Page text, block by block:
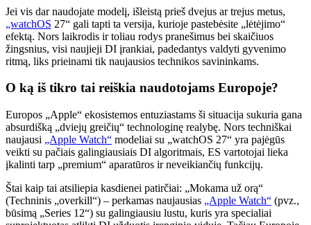
Jei vis dar naudojate modelį, išleistą prieš dvejus ar trejus metus,
„watchOS 27“ gali tapti ta versija, kurioje pastebėsite „lėtėjimo“
efektą. Nors laikrodis ir toliau rodys pranešimus bei skaičiuos
žingsnius, visi naujieji DI įrankiai, padedantys valdyti gyvenimo
ritmą, liks prieinami tik naujausios technikos savininkams.
O ką iš tikro tai reiškia naudotojams Europoje?
Europos „Apple“ ekosistemos entuziastams ši situacija sukuria gana
absurdišką „dviejų greičių“ technologinę realybę. Nors techniškai
naujausi „Apple Watch“ modeliai su „watchOS 27“ yra pajėgūs
veikti su pačiais galingiausiais DI algoritmais, ES vartotojai lieka
įkalinti tarp „premium“ aparatūros ir neveikiančių funkcijų.
Štai kaip tai atsiliepia kasdienei patirčiai: „Mokama už orą“
(Techninis „overkill“) – perkamas naujausias „Apple Watch“ (pvz.,
būsimą „Series 12“) su galingiausiu lustu, kuris yra specialiai